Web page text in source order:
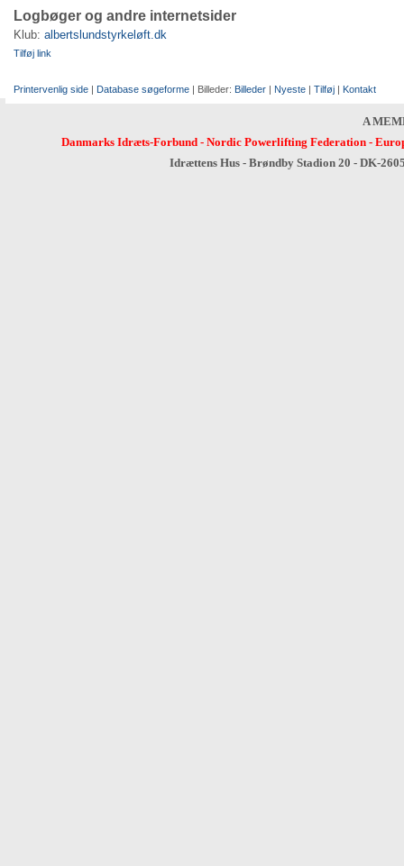
Logbøger og andre internetsider
Klub: albertslundstyrkeløft.dk
Tilføj link
Printervenlig side | Database søgeforme | Billeder: Billeder | Nyeste | Tilføj | Kontakt
A
Danmarks Idræts-Forbund- Nordic Powerlifting Federation-
Idrættens Hus - Brøndby Stadion 20 - DK-